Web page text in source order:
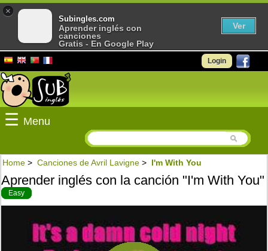
Login
☰ Menu
Home > Canciones de Avril Lavigne > I'm With You
Aprender inglés con la canción "I'm With You"
Easy
×
Subingles.com
Aprender inglés con
canciones
Gratis - En Google Play
Ver